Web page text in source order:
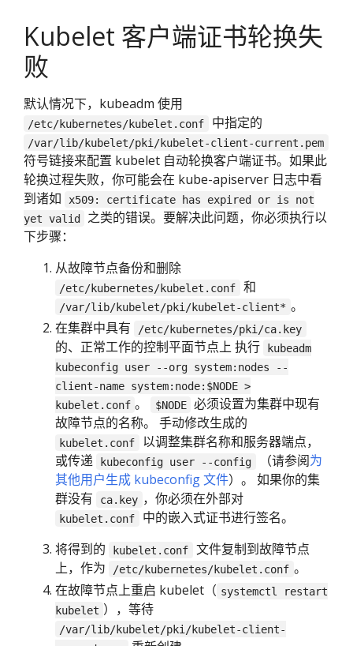
Kubelet 客户端证书轮换失
败
默认情况下，kubeadm 使用
/etc/kubernetes/kubelet.conf 中指定的
/var/lib/kubelet/pki/kubelet-client-current.pem
符号链接来配置 kubelet 自动轮换客户端证书。如果此
轮换过程失败，你可能会在 kube-apiserver 日志中看
到诸如
x509: certificate has expired or is not
yet valid
之类的错误。要解决此问题，你必须执行以
下步骤：
从故障节点备份和删除
/etc/kubernetes/kubelet.conf 和
/var/lib/kubelet/pki/kubelet-client* 。
在集群中具有
/etc/kubernetes/pki/ca.key
的、正常工作的控制平面节点上 执行
kubeadm
kubeconfig user --org system:nodes --
client-name system:node:$NODE >
kubelet.conf 。 $NODE 必须设置为集群中现有
故障节点的名称。 手动修改生成的
kubelet.conf
以调整集群名称和服务器端点，
或传递
kubeconfig user --config （请参阅为
其他用户生成 kubeconfig 文件）。 如果你的集
群没有
ca.key ，你必须在外部对
kubelet.conf
中的嵌入式证书进行签名。
将得到的
kubelet.conf
文件复制到故障节点
上，作为
/etc/kubernetes/kubelet.conf 。
在故障节点上重启 kubelet（ systemctl restart
kubelet ），等待
/var/lib/kubelet/pki/kubelet-client-